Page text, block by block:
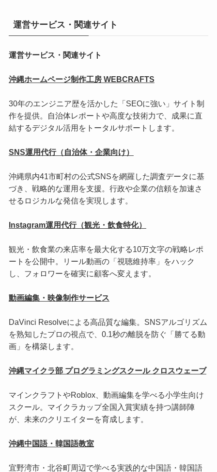
運営サービス・関連サイト
運営サービス・関連サイト
沖縄ホームページ制作工房 WEBCRAFTS
30年のエンジニア歴を活かした「SEOに強い」サイト制
作を提供。自治体レポートや高度な技術力で、成果に直
結するデジタル活用をトータルサポートします。
SNS運用代行（自治体・企業向け）
沖縄県内41市町村の公式SNSを網羅した調査データに基
づき、戦略的な運用を支援。行政や企業の信頼を加速さ
せるロジカルな発信を実現します。
Instagram運用代行（観光・飲食特化）
観光・飲食業の来店率を最大化する10万文字の戦略レポ
ートを公開中。リール動画の「視聴維持率」をハック
し、フォロワーを確実に顧客へ変えます。
動画編集・映像制作サービス
DaVinci Resolveによる高品質な編集。SNSアルゴリズム
を熟知したプロの視点で、0.1秒の離脱を防ぐ「勝てる動
画」を構築します。
沖縄マイクラ部 プログラミングスクール クロスウェーブ
マインクラフトやRoblox、動画編集を学べる小学生向け
スクール。マイクラカップ全国入賞実績を持つ講師陣
が、未来のクリエイターを育成します。
沖縄中国語・韓国語教室
宜野湾市・北谷町周辺で学べる実践的な中国語・韓国語